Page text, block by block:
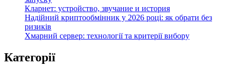
Кларнет: устройство, звучание и история
Надійний криптообмінник у 2026 році: як обрати без
ризиків
Хмарний сервер: технології та критерії вибору
Категорії